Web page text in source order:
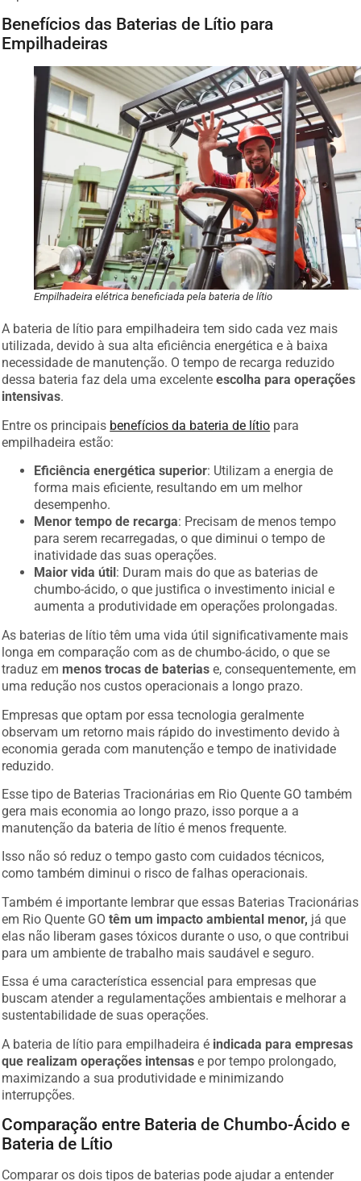
Benefícios das Baterias de Lítio para
Empilhadeiras
Empilhadeira elétrica beneficiada pela bateria de lítio
A bateria de lítio para empilhadeira tem sido cada vez mais
utilizada, devido à sua alta eficiência energética e à baixa
necessidade de manutenção. O tempo de recarga reduzido
dessa bateria faz dela uma excelenteescolha para operações
intensivas.
Entre os principais benefícios da bateria de lítio para
empilhadeira estão:
Eficiência energética superior: Utilizam a energia de
forma mais eficiente, resultando em um melhor
desempenho.
Menor tempo de recarga: Precisam de menos tempo
para serem recarregadas, o que diminui o tempo de
inatividade das suas operações.
Maior vida útil : Duram mais do que as baterias de
chumbo-ácido, o que justifica o investimento inicial e
aumenta a produtividade em operações prolongadas.
As baterias de lítio têm uma vida útil significativamente mais
longa em comparação com as de chumbo-ácido, o que se
traduz em menos trocas de baterias e, consequentemente, em
uma redução nos custos operacionais a longo prazo.
Empresas que optam por essa tecnologia geralmente
observam um retorno mais rápido do investimento devido à
economia gerada com manutenção e tempo de inatividade
reduzido.
Esse tipo de Baterias Tracionárias em Rio Quente GO também
gera mais economia ao longo prazo, isso porque a a
manutenção da bateria de lítio é menos frequente.
Isso não só reduz o tempo gasto com cuidados técnicos,
como também diminui o risco de falhas operacionais.
Também é importante lembrar que essas Baterias Tracionárias
em Rio Quente GOtêm um impacto ambiental menor, já que
elas não liberam gases tóxicos durante o uso, o que contribui
para um ambiente de trabalho mais saudável e seguro.
Essa é uma característica essencial para empresas que
buscam atender a regulamentações ambientais e melhorar a
sustentabilidade de suas operações.
A bateria de lítio para empilhadeira é indicada para empresas
que realizam operações intensas e por tempo prolongado,
maximizando a sua produtividade e minimizando
interrupções.
Comparação entre Bateria de Chumbo-Ácido e
Bateria de Lítio
Comparar os dois tipos de baterias pode ajudar a entender